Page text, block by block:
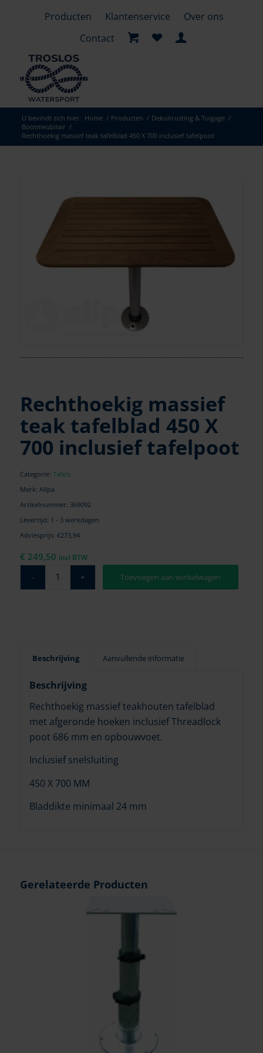
Producten Klantenservice
Over ons
Contact
U bevindt zich hier: Home / Producten / Dekuitrusting & Tuigage /
Bootmeubilair /
Rechthoekig massief teak tafelblad 450 X 700 inclusief tafelpoot
Rechthoekig massief
teak tafelblad 450 X
700 inclusief tafelpoot
Categorie: Tafels
Merk: Allpa
Artikelnummer: 369092
Levertijd: 1 - 3 werkdagen
Adviesprijs: €273,94
€ 249,50 incl BTW
Toevoegen aan winkelwagen
Beschrijving Aanvullende informatie
Beschrijving
Rechthoekig massief teakhouten tafelblad
met afgeronde hoeken inclusief Threadlock
poot 686 mm en opbouwvoet.
Inclusief snelsluiting
450 X 700 MM
Bladdikte minimaal 24 mm
Gerelateerde Producten